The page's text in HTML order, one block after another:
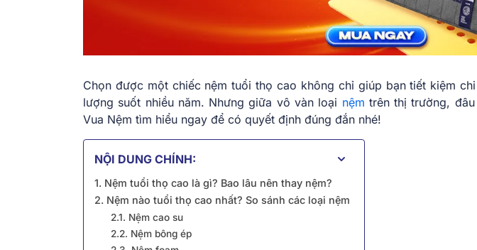
Chọn được một chiếc nệm tuổi thọ cao không chỉ giúp bạn tiết kiệm
lượng suốt nhiều năm. Nhưng giữa vô vàn loại nệm trên thị trường,
Vua Nệm tìm hiểu ngay để có quyết định đúng đắn nhé!
NỘI DUNG CHÍNH:
1. Nệm tuổi thọ cao là gì? Bao lâu nên thay nệm?
2. Nệm nào tuổi thọ cao nhất? So sánh các loại nệm
2.1. Nệm cao su
2.2. Nệm bông ép